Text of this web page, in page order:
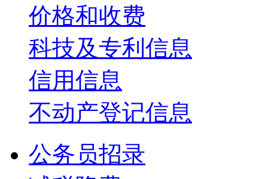
价格和收费
科技及专利信息
信用信息
不动产登记信息
公务员招录